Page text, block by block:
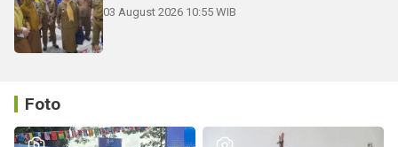
03 August 2026 10:55 WIB
Foto